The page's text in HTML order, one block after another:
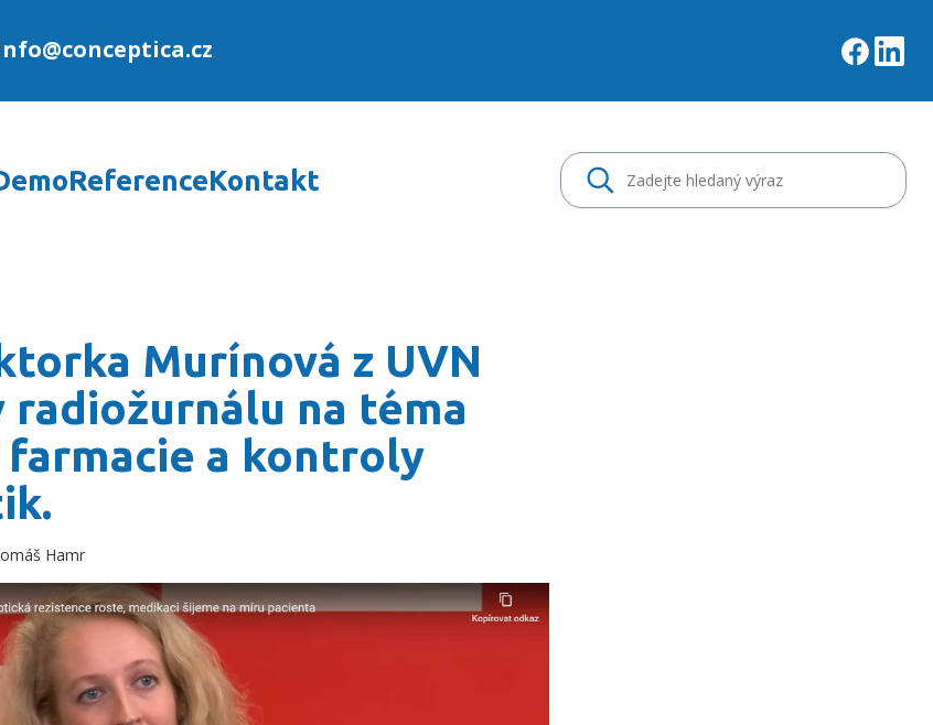
ReferenceKontakt
Murínová z UVN
radiožurnálu na téma
farmacie a kontroly
Hamr